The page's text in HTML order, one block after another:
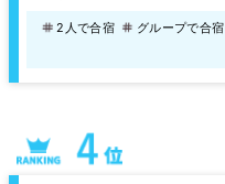
2人で合宿
グループで合宿